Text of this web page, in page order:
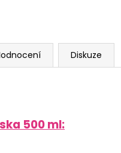
Diskuze
500 ml: